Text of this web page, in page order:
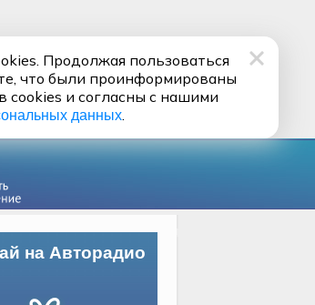
на Авторадио
Продолжая пользоваться
что были проинформированы
cookies и согласны с нашими
данных.